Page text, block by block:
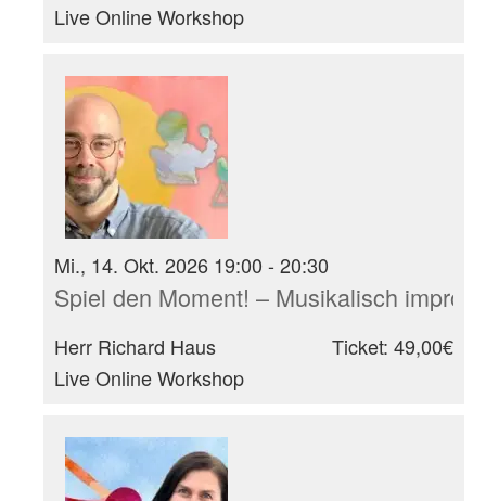
Live Online Workshop
Mi., 14. Okt. 2026 19:00 - 20:30
Spiel den Moment! – Musikalisch
Herr Richard Haus
Live Online Workshop
Ticket: 49,00€